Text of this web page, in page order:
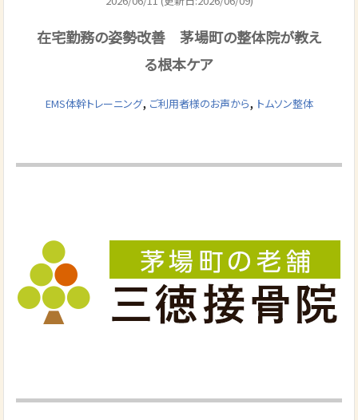
在宅勤務の姿勢改善 茅場町の整体院が教え
る根本ケア
EMS体幹トレーニング, ご利用者様のお声から, トムソン整体